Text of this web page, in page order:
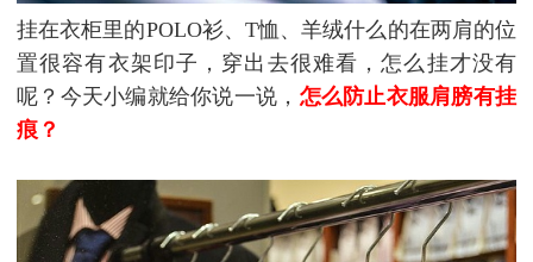
挂在衣柜里的POLO衫、T恤、羊绒什么的在两肩的位
置很容有衣架印子，穿出去很难看，怎么挂才没有
呢？今天小编就给你说一说， 怎么防止衣服肩膀有挂
痕？